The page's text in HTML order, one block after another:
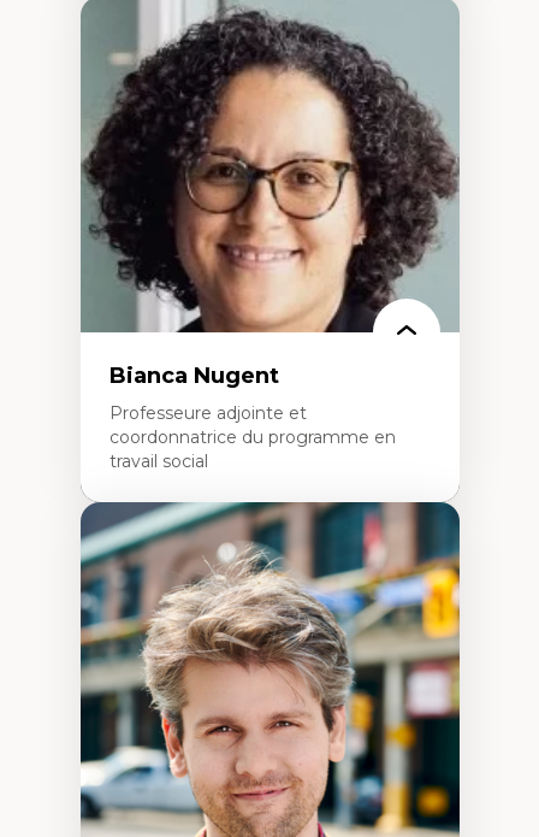
Expertises
Neuropsychiatrie et neurosciences
Direction d'essais cliniques
Analyse des politiques et pratiques en santé
mentale
Développement de protocoles d'essais
cliniques
Collaboration interfonctionnelle
Leadership en recherche clinique
Développement de cadres politiques
Collaboration avec des entreprises
pharmaceutiques
Rédaction de publications et de rapports
politiques
Enseignement et mentorat
Bianca Nugent
Professeure adjointe et
coordonnatrice du programme en
travail social
Expertises
Travail social, action et justice sociale
Fondements de l’intervention et des
nouvelles pratiques en travail social et en
éducation inclusive
Minorités linguistiques, offre active et
francophonie plurielle en contexte
linguistique minoritaire
Études critiques sur le handicap, la
neurodiversité, l'agentivité et les injustices
épistémiques
Intersectionnalité et réalités 2SLGBTQ+
Méthodes d’interventions et approches
antiraciste, décoloniale, anti-oppressive
Approche interculturelle critique